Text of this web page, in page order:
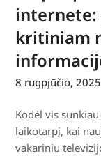
internete:
kritiniam
8 rugpjūčio, 2025
Kodėl vis
laikotarpį, kai
vakariniu